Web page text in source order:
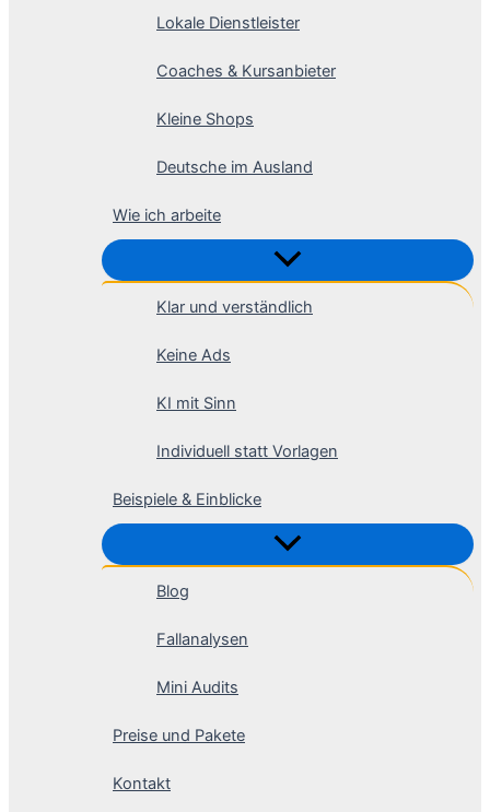
Lokale Dienstleister
Coaches & Kursanbieter
Kleine Shops
Deutsche im Ausland
Wie ich arbeite
Klar und verständlich
Keine Ads
KI mit Sinn
Individuell statt Vorlagen
Beispiele & Einblicke
Blog
Fallanalysen
Mini Audits
Preise und Pakete
Kontakt